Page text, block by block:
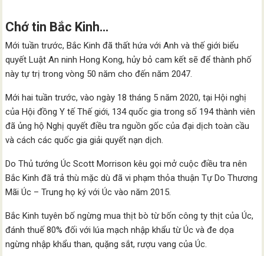
Chớ tin Bắc Kinh…
Mới tuần trước, Bắc Kinh đã thất hứa với Anh và thế giới biểu
quyết Luật An ninh Hong Kong, hủy bỏ cam kết sẽ để thành phố
này tự trị trong vòng 50 năm cho đến năm 2047.
Mới hai tuần trước, vào ngày 18 tháng 5 năm 2020, tại Hội nghị
của Hội đồng Y tế Thế giới, 134 quốc gia trong số 194 thành viên
đã ủng hộ Nghị quyết điều tra nguồn gốc của đại dịch toàn cầu
và cách các quốc gia giải quyết nạn dịch.
Do Thủ tướng Úc Scott Morrison kêu gọi mở cuộc điều tra nên
Bắc Kinh đã trả thù mặc dù đã vi phạm thỏa thuận Tự Do Thương
Mãi Úc – Trung họ ký với Úc vào năm 2015.
Bắc Kinh tuyên bố ngừng mua thịt bò từ bốn công ty thịt của Úc,
đánh thuế 80% đối với lúa mạch nhập khẩu từ Úc và đe dọa
ngừng nhập khẩu than, quặng sắt, rượu vang của Úc.